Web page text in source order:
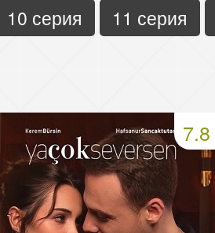
10 серия
11 серия
7.8